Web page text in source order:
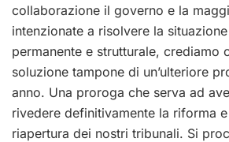
collaborazione il governo e la
intenzionate a risolvere la
permanente e strutturale, crediamo
soluzione tampone di un’ulteriore
anno. Una proroga che serva ad
rivedere definitivamente la riforma
riapertura dei nostri tribunali. Si